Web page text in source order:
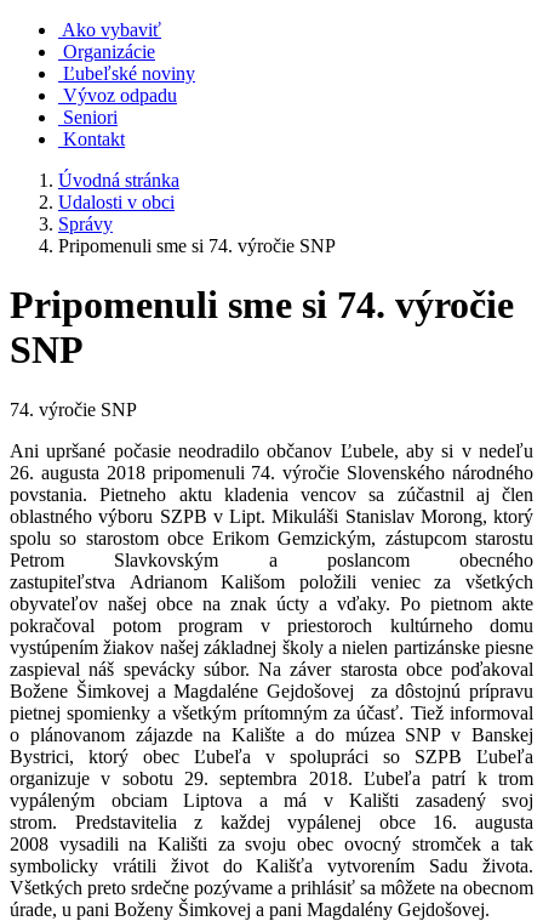
Ako vybaviť
Organizácie
Ľubeľské noviny
Vývoz odpadu
Seniori
Kontakt
Úvodná stránka
Udalosti v obci
Správy
Pripomenuli sme si 74. výročie SNP
Pripomenuli sme si 74. výročie
SNP
74. výročie SNP
Ani upršané počasie neodradilo občanov Ľubele, aby si v nedeľu
26. augusta 2018 pripomenuli 74. výročie Slovenského národného
povstania. Pietneho aktu kladenia vencov sa zúčastnil aj člen
oblastného výboru SZPB v Lipt. Mikuláši Stanislav Morong, ktorý
spolu so starostom obce Erikom Gemzickým, zástupcom starostu
Petrom Slavkovským a poslancom obecného
zastupiteľstva Adrianom Kališom položili veniec za všetkých
obyvateľov našej obce na znak úcty a vďaky. Po pietnom akte
pokračoval potom program v priestoroch kultúrneho domu
vystúpením žiakov našej základnej školy a nielen partizánske piesne
zaspieval náš spevácky súbor. Na záver starosta obce poďakoval
Božene Šimkovej a Magdaléne Gejdošovej za dôstojnú prípravu
pietnej spomienky a všetkým prítomným za účasť. Tiež informoval
o plánovanom zájazde na Kalište a do múzea SNP v Banskej
Bystrici, ktorý obec Ľubeľa v spolupráci so SZPB Ľubeľa
organizuje v sobotu 29. septembra 2018. Ľubeľa patrí k trom
vypáleným obciam Liptova a má v Kališti zasadený svoj
strom. Predstavitelia z každej vypálenej obce 16. augusta
2008 vysadili na Kališti za svoju obec ovocný stromček a tak
symbolicky vrátili život do Kališťa vytvorením Sadu života.
Všetkých preto srdečne pozývame a prihlásiť sa môžete na obecnom
úrade, u pani Boženy Šimkovej a pani Magdalény Gejdošovej.